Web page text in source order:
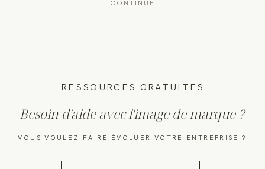
CONTINUE
RESSOURCES GRATUITES
Besoin d'aide avec l'image de marque ?
VOUS VOULEZ FAIRE ÉVOLUER VOTRE ENTREPRISE ?